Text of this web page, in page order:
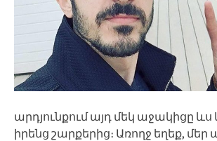
արդյունքում այդ մեկ աջակիցը
իրենց շարքերից։ Առողջ եղեք, մեր